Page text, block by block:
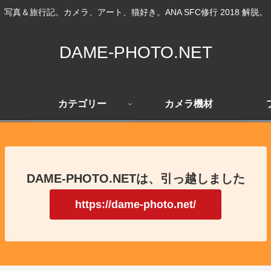
写真＆旅行記。カメラ、アート、猫好き。ANA SFC修行 2018 解脱。
DAME-PHOTO.NET
カテゴリー カメラ機材
DAME-PHOTO.NETは、引っ越しました
https://dame-photo.net/